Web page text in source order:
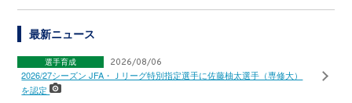
最新ニュース
選手育成 2026/08/06
2026/27シーズン JFA・Ｊリーグ特別指定選手に佐藤柚太選手（専修大）
を認定